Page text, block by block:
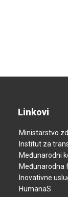
Linkovi
Ministarstvo
Institut za
Međunarodni
Međunarodna
Inovativne
HumanaS